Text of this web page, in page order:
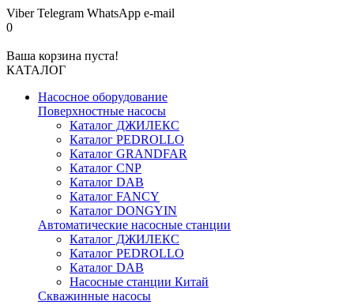
ViberTelegram WhatsApp e-mail
0
Ваша корзина пуста!
КАТАЛОГ
Насосное оборудование
Поверхностные насосы
Каталог ДЖИЛЕКС
Каталог PEDROLLO
Каталог GRANDFAR
Каталог CNP
Каталог DAB
Каталог FANCY
Каталог DONGYIN
Автоматические насосные станции
Каталог ДЖИЛЕКС
Каталог PEDROLLO
Каталог DAB
Насосные станции Китай
Скважинные насосы